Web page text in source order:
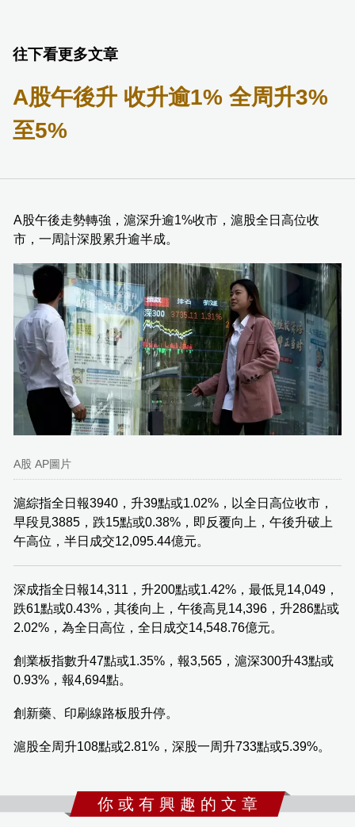
往下看更多文章
A股午後升 收升逾1% 全周升3%
至5%
A股午後走勢轉強，滬深升逾1%收市，滬股全日高位收
市，一周計深股累升逾半成。
A股 AP圖片
滬綜指全日報3940，升39點或1.02%，以全日高位收市，
早段見3885，跌15點或0.38%，即反覆向上，午後升破上
午高位，半日成交12,095.44億元。
深成指全日報14,311，升200點或1.42%，最低見14,049，
跌61點或0.43%，其後向上，午後高見14,396，升286點或
2.02%，為全日高位，全日成交14,548.76億元。
創業板指數升47點或1.35%，報3,565，滬深300升43點或
0.93%，報4,694點。
創新藥、印刷線路板股升停。
滬股全周升108點或2.81%，深股一周升733點或5.39%。
你 或 有 興 趣 的 文 章